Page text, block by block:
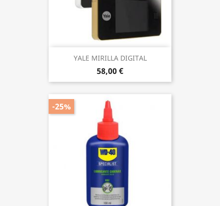
YALE MIRILLA DIGITAL
58,00 €
-25%